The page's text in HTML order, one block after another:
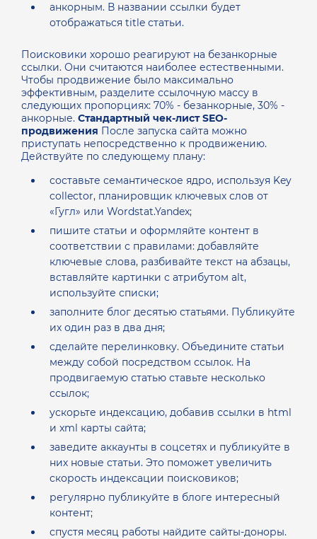
анкорным. В названии ссылки будет
отображаться title статьи.
Поисковики хорошо реагируют на безанкорные
ссылки. Они считаются наиболее естественными.
Чтобы продвижение было максимально
эффективным, разделите ссылочную массу в
следующих пропорциях: 70% - безанкорные, 30% -
анкорные. Стандартный чек-лист SEO-
продвижения После запуска сайта можно
приступать непосредственно к продвижению.
Действуйте по следующему плану:
составьте семантическое ядро, используя Key
collector, планировщик ключевых слов от
«Гугл» или Wordstat.Yandex;
пишите статьи и оформляйте контент в
соответствии с правилами: добавляйте
ключевые слова, разбивайте текст на абзацы,
вставляйте картинки с атрибутом alt,
используйте списки;
заполните блог десятью статьями. Публикуйте
их один раз в два дня;
сделайте перелинковку. Объедините статьи
между собой посредством ссылок. На
продвигаемую статью ставьте несколько
ссылок;
ускорьте индексацию, добавив ссылки в html
и xml карты сайта;
заведите аккаунты в соцсетях и публикуйте в
них новые статьи. Это поможет увеличить
скорость индексации поисковиков;
регулярно публикуйте в блоге интересный
контент;
спустя месяц работы найдите сайты-доноры.